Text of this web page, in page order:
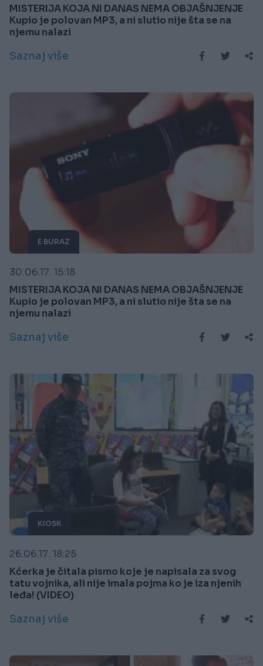
MISTERIJA KOJA NI DANAS NEMA OBJAŠNJENJE
Kupio je polovan MP3, a ni slutio nije šta se na
njemu nalazi
Saznaj više
E BURAZ
30.06.17. 15:18
MISTERIJA KOJA NI DANAS NEMA OBJAŠNJENJE
Kupio je polovan MP3, a ni slutio nije šta se na
njemu nalazi
Saznaj više
KIOSK
26.06.17. 18:25
Kćerka je čitala pismo koje je napisala za svog
tatu vojnika, ali nije imala pojma ko je iza njenih
leđa! (VIDEO)
Saznaj više